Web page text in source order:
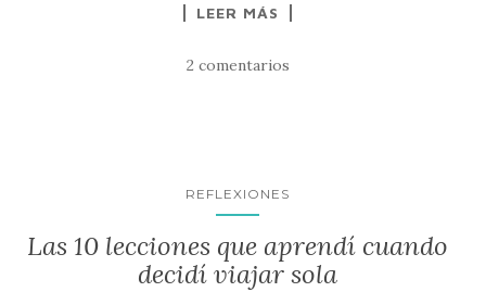
LEER MÁS
2 comentarios
REFLEXIONES
Las 10 lecciones que aprendí cuando
decidí viajar sola